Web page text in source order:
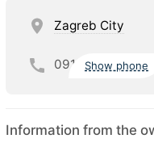
Zagreb City
091 Show phone
Information from the